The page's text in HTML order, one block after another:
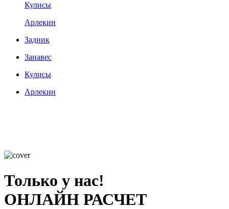
Кулисы
Арлекин
Задник
Занавес
Кулисы
Арлекин
Только у нас!
ОНЛАЙН РАСЧЕТ